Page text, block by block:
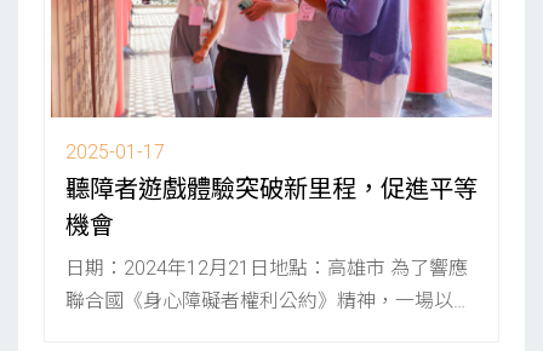
2025-01-17
聽障者遊戲體驗突破新里程，促進平等
機會
日期：2024年12月21日地點：高雄市 為了響應
聯合國《身心障礙者權利公約》精神，一場以促